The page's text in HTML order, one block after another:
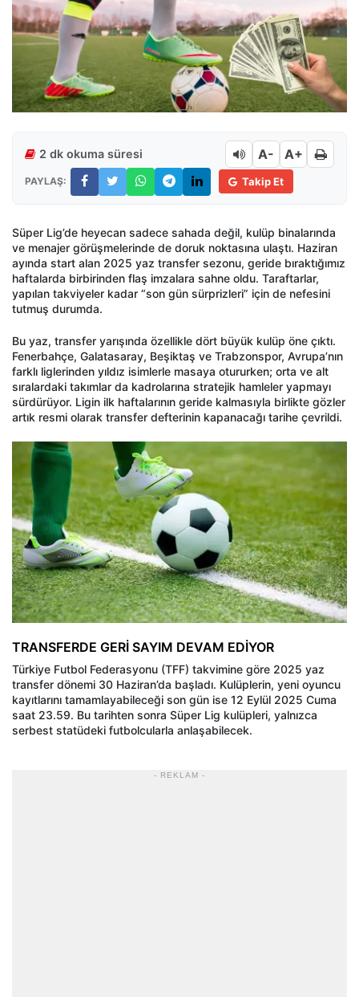
2 dk okuma süresi A- A+
PAYLAŞ: Takip Et
Süper Lig’de heyecan sadece sahada değil, kulüp binalarında
ve menajer görüşmelerinde de doruk noktasına ulaştı. Haziran
ayında start alan 2025 yaz transfer sezonu, geride bıraktığımız
haftalarda birbirinden flaş imzalara sahne oldu. Taraftarlar,
yapılan takviyeler kadar “son gün sürprizleri” için de nefesini
tutmuş durumda.
Bu yaz, transfer yarışında özellikle dört büyük kulüp öne çıktı.
Fenerbahçe, Galatasaray, Beşiktaş ve Trabzonspor, Avrupa’nın
farklı liglerinden yıldız isimlerle masaya otururken; orta ve alt
sıralardaki takımlar da kadrolarına stratejik hamleler yapmayı
sürdürüyor. Ligin ilk haftalarının geride kalmasıyla birlikte gözler
artık resmi olarak transfer defterinin kapanacağı tarihe çevrildi.
TRANSFERDE GERİ SAYIM DEVAM EDİYOR
Türkiye Futbol Federasyonu (TFF) takvimine göre 2025 yaz
transfer dönemi 30 Haziran’da başladı. Kulüplerin, yeni oyuncu
kayıtlarını tamamlayabileceği son gün ise 12 Eylül 2025 Cuma
saat 23.59. Bu tarihten sonra Süper Lig kulüpleri, yalnızca
serbest statüdeki futbolcularla anlaşabilecek.
- REKLAM -